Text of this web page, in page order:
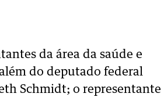
da área da saúde e
do deputado federal
Schmidt; o representante